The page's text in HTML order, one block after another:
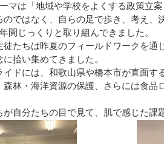
マは「地域や学校をよくする政策立案
ではなく、自らの足で歩き、考え、
間じっくりと取り組んできました。
たちは昨夏のフィールドワークを通
拾い集めてきました。
ドには、和歌山県や橋本市が直面す
林・海洋資源の保護、さらには食品
自分たちの目で見て、肌で感じた課